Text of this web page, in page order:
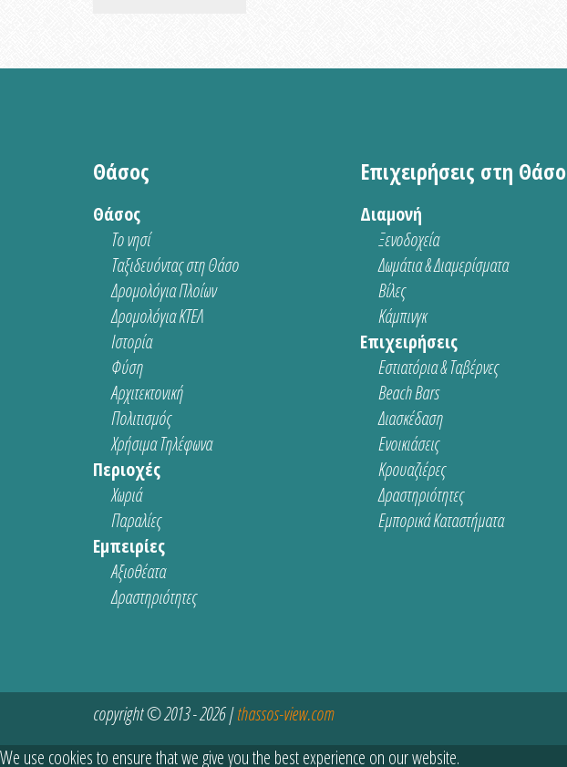
Θάσος
Θάσος
Το νησί
Ταξιδευόντας στη Θάσο
Δρομολόγια Πλοίων
Δρομολόγια ΚΤΕΛ
Ιστορία
Φύση
Αρχιτεκτονική
Πολιτισμός
Χρήσιμα Τηλέφωνα
Περιοχές
Χωριά
Παραλίες
Εμπειρίες
Αξιοθέατα
Δραστηριότητες
Επιχειρήσεις στη Θάσο
Διαμονή
Ξενοδοχεία
Δωμάτια & Διαμερίσματα
Βίλες
Κάμπινγκ
Επιχειρήσεις
Εστιατόρια & Ταβέρνες
Beach Bars
Διασκέδαση
Ενοικιάσεις
Κρουαζιέρες
Δραστηριότητες
Εμπορικά Καταστήματα
copyright © 2013 - 2026 |thassos-view.com
We use cookies to ensure that we give you the best experience on our website.